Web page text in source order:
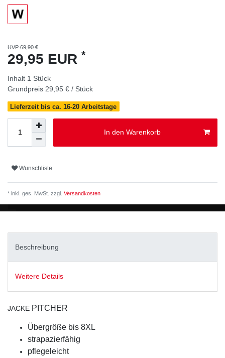
UVP 69,90 €
29,95 EUR *
Inhalt 1 Stück
Grundpreis 29,95 € / Stück
Lieferzeit bis ca. 16-20 Arbeitstage
In den Warenkorb
Wunschliste
* inkl. ges. MwSt. zzgl. Versandkosten
Beschreibung
Weitere Details
JACKE PITCHER
Übergröße bis 8XL
strapazierfähig
pflegeleicht